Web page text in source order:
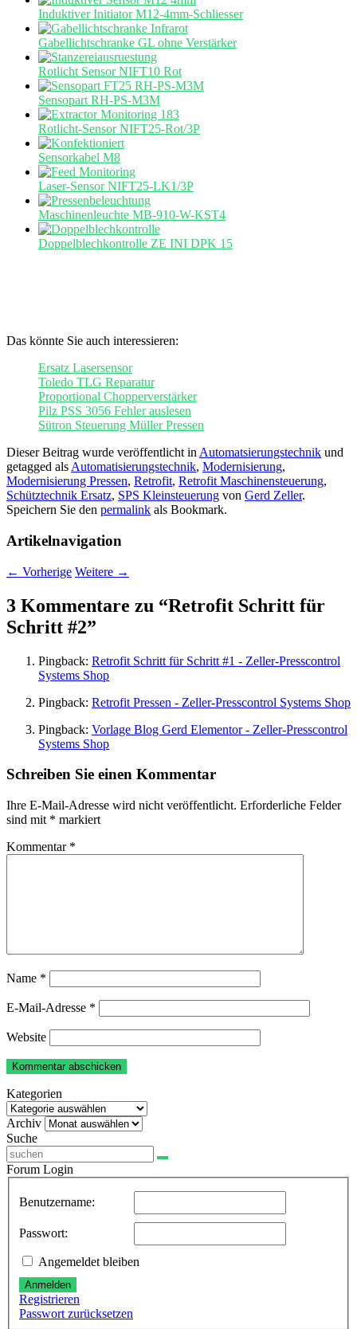
Induktiver Initiator M12-4mm-Schliesser
Gabellichtschranke GL ohne Verstärker
Rotlicht Sensor NIFT10 Rot
Sensopart RH-PS-M3M
Rotlicht-Sensor NIFT25-Rot/3P
Sensorkabel M8
Laser-Sensor NIFT25-LK1/3P
Maschinenleuchte MB-910-W-KST4
Doppelblechkontrolle ZE INI DPK 15
Das könnte Sie auch interessieren:
Ersatz Lasersensor
Toledo TLG Reparatur
Proportional Chopperverstärker
Pilz PSS 3056 Fehler auslesen
Sütron Steuerung Müller Pressen
Dieser Beitrag wurde veröffentlicht inAutomatsierungstechnik und
getagged alsAutomatisierungstechnik, Modernisierung,
Modernisierung Pressen, Retrofit, Retrofit Maschinensteuerung,
Schütztechnik Ersatz, SPS Kleinsteuerung von Gerd Zeller.
Speichern Sie den permalink als Bookmark.
Artikelnavigation
← Vorherige Weitere →
3 Kommentare zu “Retrofit Schritt für
Schritt #2”
Pingback: Retrofit Schritt für Schritt #1 - Zeller-Presscontrol
Systems Shop
Pingback: Retrofit Pressen - Zeller-Presscontrol Systems Shop
Pingback: Vorlage Blog Gerd Elementor - Zeller-Presscontrol
Systems Shop
Schreiben Sie einen Kommentar
Ihre E-Mail-Adresse wird nicht veröffentlicht. Erforderliche Felder
sind mit * markiert
Kommentar *
Name *
E-Mail-Adresse *
Website
Kategorien
Kategorien
Archiv Archiv
Suche
Forum Login
Benutzername:
Passwort:
Angemeldet bleiben
Anmelden
Registrieren
Passwort zurücksetzen